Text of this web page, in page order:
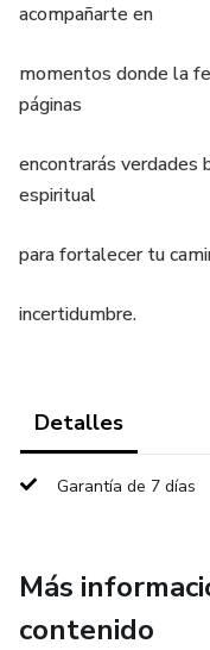
acompañarte en
momentos donde la
páginas
encontrarás verdades
espiritual
para fortalecer tu
incertidumbre.
Detalles
Garantía de 7 días
Más
contenido